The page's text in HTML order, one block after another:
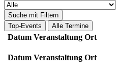
Suche mit Filtern
Top-Events
Alle Termine
Datum Veranstaltung Ort
Datum Veranstaltung Ort